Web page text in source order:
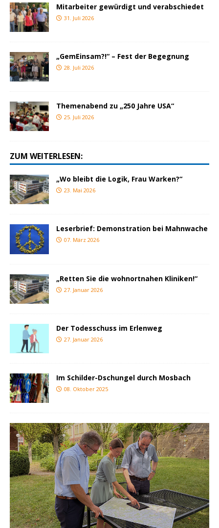
Mitarbeiter gewürdigt und verabschiedet
31. Juli 2026
„GemEinsam?!“ – Fest der Begegnung
28. Juli 2026
Themenabend zu „250 Jahre USA“
25. Juli 2026
ZUM WEITERLESEN:
„Wo bleibt die Logik, Frau Warken?“
23. Mai 2026
Leserbrief: Demonstration bei Mahnwache
07. März 2026
„Retten Sie die wohnortnahen Kliniken!“
27. Januar 2026
Der Todesschuss im Erlenweg
27. Januar 2026
Im Schilder-Dschungel durch Mosbach
08. Oktober 2025